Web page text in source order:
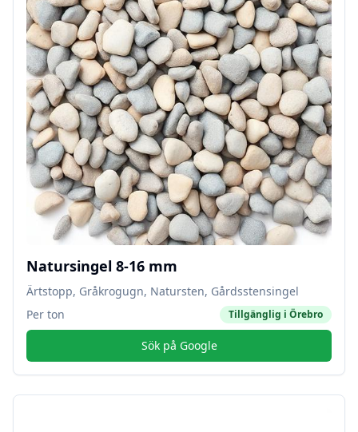
Natursingel 8-16 mm
Ärtstopp, Gråkrogugn, Natursten, Gårdsstensingel
Per ton
Tillgänglig i Örebro
Sök på Google